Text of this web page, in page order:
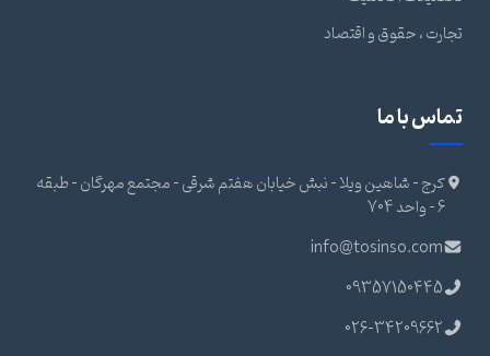
تجارت ، حقوق و اقتصاد
تماس با ما
کرج - شاهین ویلا - نبش خیابان هفتم شرقی - مجتمع مهرگان - طبقه
6 - واحد 704
info@tosinso.com
09357150445
026-34209662